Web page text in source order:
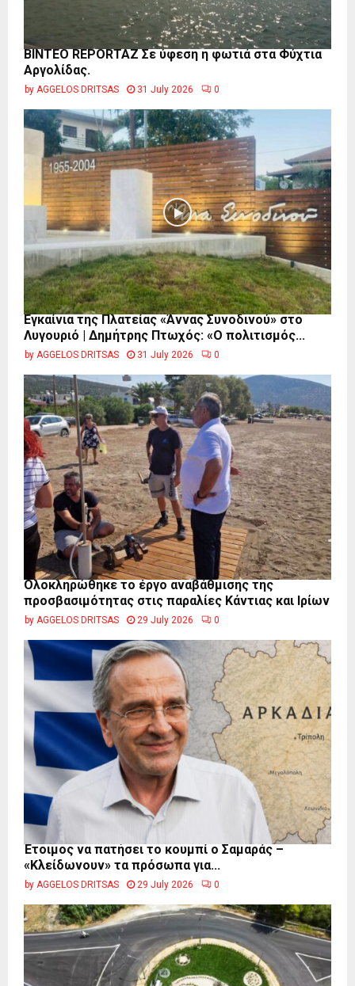
BINTEO REPORTAZ Σε ύφεση η φωτιά στα Φύχτια
Αργολίδας.
by AGGELOS DRITSAS 31 July 2026 0
Εγκαίνια της Πλατείας «Άννας Συνοδινού» στο
Λυγουριό | Δημήτρης Πτωχός: «Ο πολιτισμός...
by AGGELOS DRITSAS 31 July 2026 0
Ολοκληρώθηκε το έργο αναβάθμισης της
προσβασιμότητας στις παραλίες Κάντιας και Ιρίων
by AGGELOS DRITSAS 29 July 2026 0
Έτοιμος να πατήσει το κουμπί ο Σαμαράς –
«Κλείδωνουν» τα πρόσωπα για...
by AGGELOS DRITSAS 29 July 2026 0